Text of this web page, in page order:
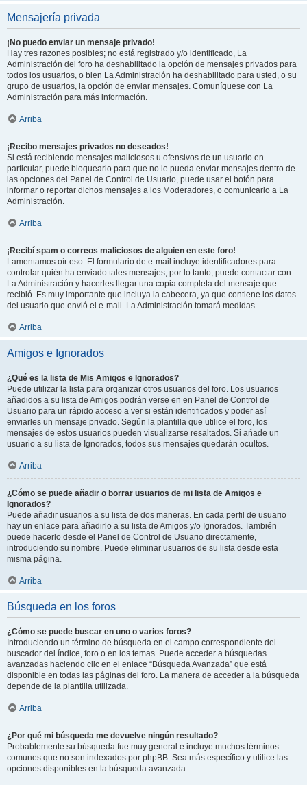
Mensajería privada
¡No puedo enviar un mensaje privado!
Hay tres razones posibles; no está registrado y/o identificado, La
Administración del foro ha deshabilitado la opción de mensajes privados para
todos los usuarios, o bien La Administración ha deshabilitado para usted, o su
grupo de usuarios, la opción de enviar mensajes. Comuníquese con La
Administración para más información.
Arriba
¡Recibo mensajes privados no deseados!
Si está recibiendo mensajes maliciosos u ofensivos de un usuario en
particular, puede bloquearlo para que no le pueda enviar mensajes dentro de
las opciones del Panel de Control de Usuario, puede usar el botón para
informar o reportar dichos mensajes a los Moderadores, o comunicarlo a La
Administración.
Arriba
¡Recibí spam o correos maliciosos de alguien en este foro!
Lamentamos oír eso. El formulario de e-mail incluye identificadores para
controlar quién ha enviado tales mensajes, por lo tanto, puede contactar con
La Administración y hacerles llegar una copia completa del mensaje que
recibió. Es muy importante que incluya la cabecera, ya que contiene los datos
del usuario que envió el e-mail. La Administración tomará medidas.
Arriba
Amigos e Ignorados
¿Qué es la lista de Mis Amigos e Ignorados?
Puede utilizar la lista para organizar otros usuarios del foro. Los usuarios
añadidos a su lista de Amigos podrán verse en en Panel de Control de
Usuario para un rápido acceso a ver si están identificados y poder así
enviarles un mensaje privado. Según la plantilla que utilice el foro, los
mensajes de estos usuarios pueden visualizarse resaltados. Si añade un
usuario a su lista de Ignorados, todos sus mensajes quedarán ocultos.
Arriba
¿Cómo se puede añadir o borrar usuarios de mi lista de Amigos e
Ignorados?
Puede añadir usuarios a su lista de dos maneras. En cada perfil de usuario
hay un enlace para añadirlo a su lista de Amigos y/o Ignorados. También
puede hacerlo desde el Panel de Control de Usuario directamente,
introduciendo su nombre. Puede eliminar usuarios de su lista desde esta
misma página.
Arriba
Búsqueda en los foros
¿Cómo se puede buscar en uno o varios foros?
Introduciendo un término de búsqueda en el campo correspondiente del
buscador del índice, foro o en los temas. Puede acceder a búsquedas
avanzadas haciendo clic en el enlace “Búsqueda Avanzada” que está
disponible en todas las páginas del foro. La manera de acceder a la búsqueda
depende de la plantilla utilizada.
Arriba
¿Por qué mi búsqueda me devuelve ningún resultado?
Probablemente su búsqueda fue muy general e incluye muchos términos
comunes que no son indexados por phpBB. Sea más específico y utilice las
opciones disponibles en la búsqueda avanzada.